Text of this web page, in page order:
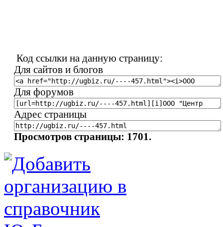
Код ссылки на данную страницу:
Для сайтов и блогов
Для форумов
Адрес страницы
Просмотров страницы: 1701.